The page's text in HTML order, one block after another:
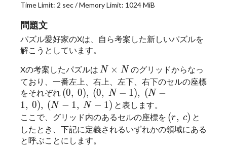
Time Limit: 2 sec / Memory Limit: 1024 MiB
問題文
パズル愛好家のXは、自ら考案した新しいパズルを
解こうとしています。
Xの考案したパズルは N × N
N × N
N × Nのグリッドからなっ
ており、一番左上、右上、左下、右下のセルの座標
をそれぞれ (0, 0), (0 N − 1) , (N −
(0,\ 0),\ (0,\ N-1),\ (N-1,\ 0),\ (N-
(0, 0), (0, N − 1), (N −
1, 0), (N − 1, N − 1) と表します。
ここで、グリッド内のあるセルの座標を (r, c)
(r,\ c)
(r, c) と
したとき、下記に定義されるいずれかの領域にある
と呼ぶことにします。